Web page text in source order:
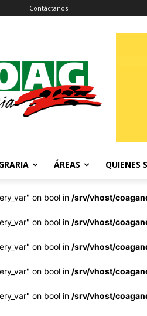
Contáctanos
ÁREAS QUIENES
on bool in /srv/vhost/
on bool in /srv/vhost/
on bool in /srv/vhost/
on bool in /srv/vhost/
on bool in /srv/vhost/